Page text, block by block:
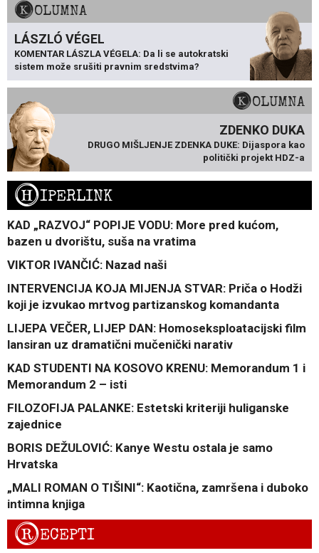
KOLUMNA
LÁSZLÓ VÉGEL
KOMENTAR LÁSZLA VÉGELA: Da li se autokratski
sistem može srušiti pravnim sredstvima?
KOLUMNA
ZDENKO DUKA
DRUGO MIŠLJENJE ZDENKA DUKE: Dijaspora kao
politički projekt HDZ-a
HIPERLINK
KAD „RAZVOJ“ POPIJE VODU: More pred kućom,
bazen u dvorištu, suša na vratima
VIKTOR IVANČIĆ: Nazad naši
INTERVENCIJA KOJA MIJENJA STVAR: Priča o Hodži
koji je izvukao mrtvog partizanskog komandanta
LIJEPA VEČER, LIJEP DAN: Homoseksploatacijski film
lansiran uz dramatični mučenički narativ
KAD STUDENTI NA KOSOVO KRENU: Memorandum 1 i
Memorandum 2 – isti
FILOZOFIJA PALANKE: Estetski kriteriji huliganske
zajednice
BORIS DEŽULOVIĆ: Kanye Westu ostala je samo
Hrvatska
„MALI ROMAN O TIŠINI“: Kaotična, zamršena i duboko
intimna knjiga
RECEPTI